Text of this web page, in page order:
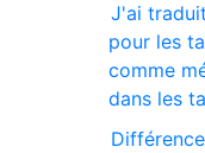
J'ai
pour les
comme
dans les